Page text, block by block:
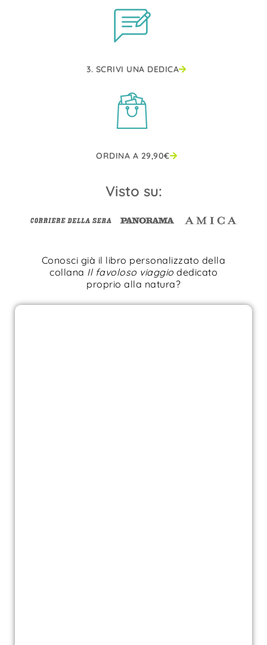
3. SCRIVI UNA DEDICA
ORDINA A 29,90€
Visto su:
Conosci già il libro personalizzato della
collana Il favoloso viaggio dedicato
proprio alla natura?